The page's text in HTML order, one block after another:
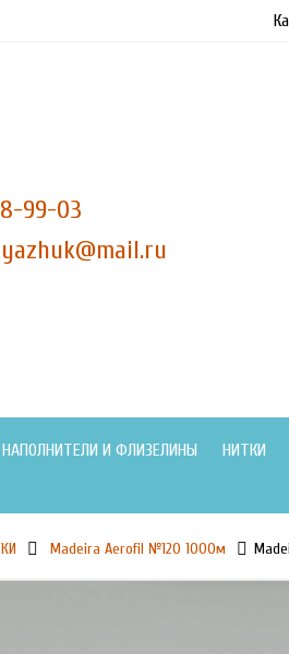
99-03
НАПОЛНИТЕЛИ И ФЛИЗЕЛИНЫ НИТКИ
Madeira Aerofil №120 1000м